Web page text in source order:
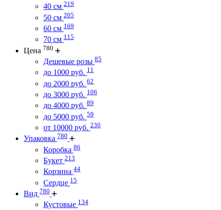
40 см 219
50 см 205
60 см 169
70 см 115
Цена 780
Дешевые розы 85
до 1000 руб. 11
до 2000 руб. 62
до 3000 руб. 106
до 4000 руб. 89
до 5000 руб. 59
от 10000 руб. 230
Упаковка 780
Коробка 86
Букет 213
Корзина 44
Сердце 15
Вид 780
Кустовые 134